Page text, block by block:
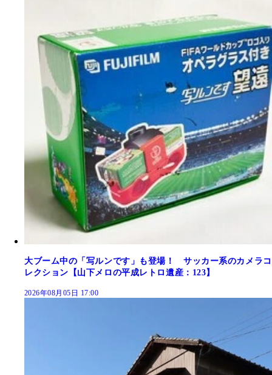
大ブーム中の「写ルンです」も登場！ サッカー系のカメラコ
レクション【山下メロの平成レトロ遺産：123】
2026年08月05日 17:00